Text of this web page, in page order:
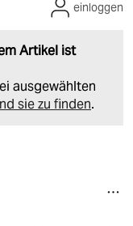
Artikel ist
ausgewählten
sie zu finden.
einloggen